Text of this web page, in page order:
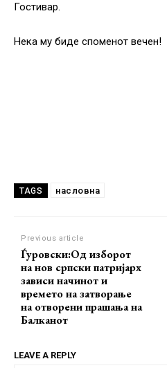
Гостивар.
Нека му биде споменот вечен!
TAGS насловна
Previous article
Ѓуровски:Од изборот
на нов српски патријарх
зависи начинот и
времето на затворање
на отворени прашања на
Балканот
LEAVE A REPLY